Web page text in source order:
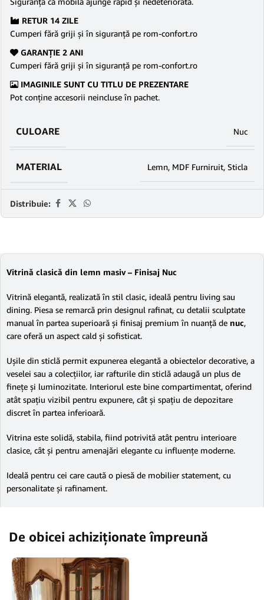
RETUR 14 ZILE
Cumperi fără griji şi în siguranţă pe rom-confort.ro
GARANŢIE 2 ANI
Cumperi fără griji şi în siguranţă pe rom-confort.ro
IMAGINILE SUNT CU TITLU DE PREZENTARE
Pot conține accesorii neincluse în pachet.
CULOARE Nuc
MATERIAL Lemn, MDF Furniruit, Sticla
Distribuie:
Vitrină clasică din lemn masiv – Finisaj Nuc
Vitrină elegantă, realizată în stil clasic, ideală pentru living sau
dining. Piesa se remarcă prin designul rafinat, cu detalii sculptate
manual în partea superioară și finisaj premium în nuanță de nuc,
care oferă un aspect cald și sofisticat.
Ușile din sticlă permit expunerea elegantă a obiectelor decorative, a
veselei sau a colecțiilor, iar rafturile din sticlă adaugă un plus de
finețe și luminozitate. Interiorul este bine compartimentat, oferind
atât spațiu vizibil pentru expunere, cât și spațiu de depozitare
discret în partea inferioară.
Vitrina este solidă, stabila, fiind potrivită atât pentru interioare
clasice, cât și pentru amenajări elegante cu influențe moderne.
Ideală pentru cei care caută o piesă de mobilier statement, cu
personalitate și rafinament.
De obicei achiziționate împreună